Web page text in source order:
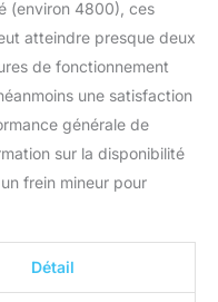
(environ 4800), ces
atteindre presque deux
de fonctionnement
une satisfaction
générale de
sur la disponibilité
frein mineur pour
Détail